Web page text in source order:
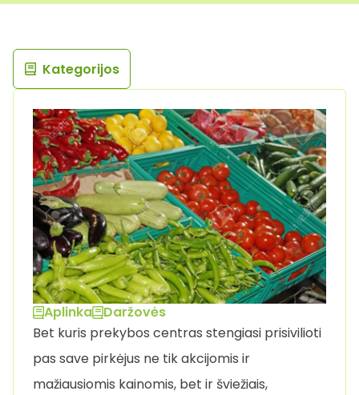
Aplinka
Daržovės
Bet kuris prekybos centras stengiasi prisivilioti
pas save pirkėjus ne tik akcijomis ir
mažiausiomis kainomis, bet ir šviežiais,
Kategorijos